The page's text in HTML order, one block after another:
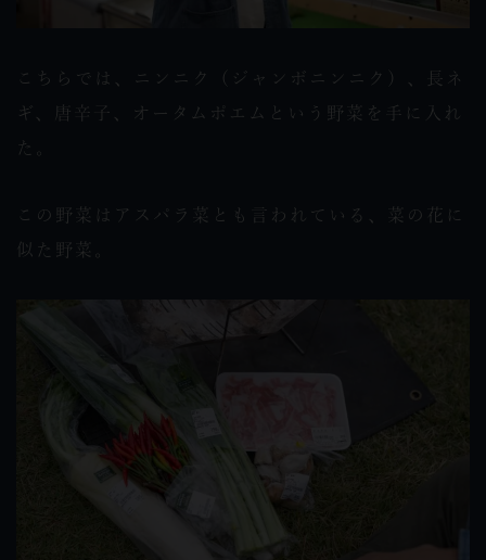
こちらでは、ニンニク（ジャンボニンニク）、長ネ
ギ、唐辛子、オータムポエムという野菜を手に入れ
た。
この野菜はアスパラ菜とも言われている、菜の花に
似た野菜。